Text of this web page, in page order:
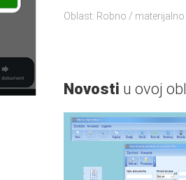
Oblast: Robno / materijalno
Novosti u ovoj